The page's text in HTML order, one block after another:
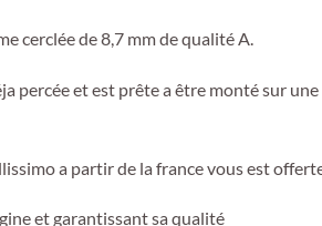
cerclée de 8,7 mm de qualité A.
percée et est prête a être monté sur une
a partir de la france vous est
et garantissant sa qualité